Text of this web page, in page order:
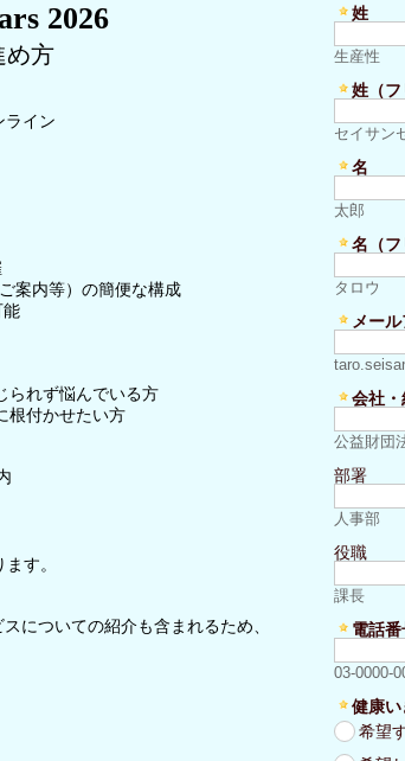
2026
め方
イン
案内等）の簡便な構成
られず悩んでいる方
根付かせたい方
す。
についての紹介も含まれるため、
姓
生産性
姓（フ
セイサン
名
太郎
名（フ
タロウ
メー
会社・
公益財団
部署
人事部
役職
課長
電話番
03-0000-
健康い
希望